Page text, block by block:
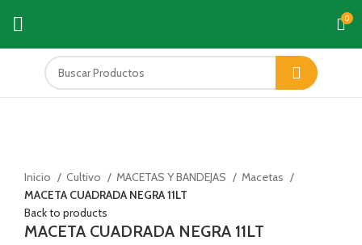
0
Inicio
Cultivo MACETAS Y BANDEJAS
Macetas
MACETA CUADRADA NEGRA 11LT
Back to products
MACETA CUADRADA NEGRA 11LT